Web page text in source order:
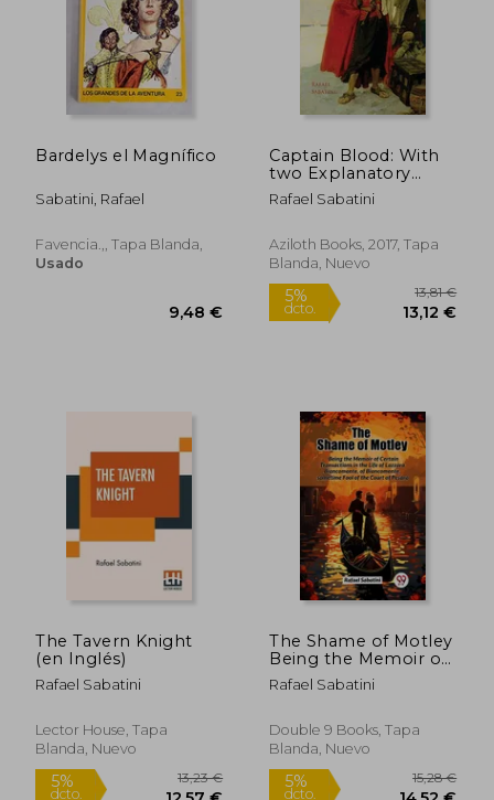
dcto. 19,95 €
Rápido
dcto.
Bardelys el Magnífico
Sabatini, Rafael
Favencia.,, Tapa Blanda,
Usado
9,48 €
Captain Blood: With
two Explanatory
Maps of the
Caribbean Region
Inglés)
Rafael Sabatini
Aziloth Books, 2017, Tapa
Blanda, Nuevo
5%
dcto.
The Tavern Knight
(en Inglés)
Rafael Sabatini
Lector House, Tapa
Blanda, Nuevo
The Shame of Motley
Being the Memoir of
Certain Transactions
in the Life of Lazzaro
Biancomonte,
Sometime Fool of
(en Inglés)
Rafael Sabatini
Double 9 Books, Tapa
Blanda, Nuevo